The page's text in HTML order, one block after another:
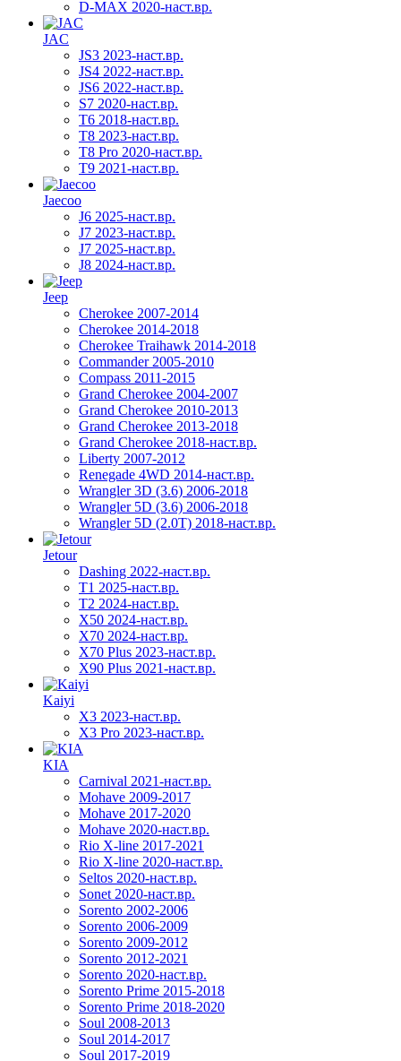
D-MAX 2020-наст.вр.
JAC
JS3 2023-наст.вр.
JS4 2022-наст.вр.
JS6 2022-наст.вр.
S7 2020-наст.вр.
T6 2018-наст.вр.
T8 2023-наст.вр.
T8 Pro 2020-наст.вр.
T9 2021-наст.вр.
Jaecoo
J6 2025-наст.вр.
J7 2023-наст.вр.
J7 2025-наст.вр.
J8 2024-наст.вр.
Jeep
Cherokee 2007-2014
Cherokee 2014-2018
Cherokee Traihawk 2014-2018
Commander 2005-2010
Compass 2011-2015
Grand Cherokee 2004-2007
Grand Cherokee 2010-2013
Grand Cherokee 2013-2018
Grand Cherokee 2018-наст.вр.
Liberty 2007-2012
Renegade 4WD 2014-наст.вр.
Wrangler 3D (3.6) 2006-2018
Wrangler 5D (3.6) 2006-2018
Wrangler 5D (2.0T) 2018-наст.вр.
Jetour
Dashing 2022-наст.вр.
T1 2025-наст.вр.
T2 2024-наст.вр.
X50 2024-наст.вр.
X70 2024-наст.вр.
X70 Plus 2023-наст.вр.
X90 Plus 2021-наст.вр.
Kaiyi
X3 2023-наст.вр.
X3 Pro 2023-наст.вр.
KIA
Carnival 2021-наст.вр.
Mohave 2009-2017
Mohave 2017-2020
Mohave 2020-наст.вр.
Rio X-line 2017-2021
Rio X-line 2020-наст.вр.
Seltos 2020-наст.вр.
Sonet 2020-наст.вр.
Sorento 2002-2006
Sorento 2006-2009
Sorento 2009-2012
Sorento 2012-2021
Sorento 2020-наст.вр.
Sorento Prime 2015-2018
Sorento Prime 2018-2020
Soul 2008-2013
Soul 2014-2017
Soul 2017-2019